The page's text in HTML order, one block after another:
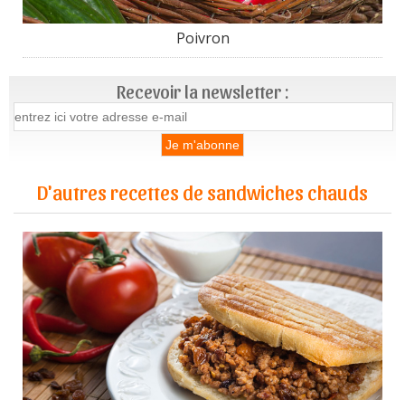
Poivron
Recevoir la newsletter :
D'autres recettes de sandwiches chauds